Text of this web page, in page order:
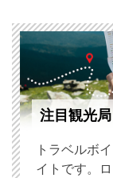
注目観光
トラベルボ
イトです。